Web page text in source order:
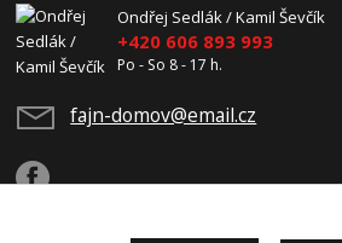
Ondřej Sedlák / Kamil Ševčík
+420 606 893 993
Po - So 8 - 17 h.
fajn-domov@email.cz